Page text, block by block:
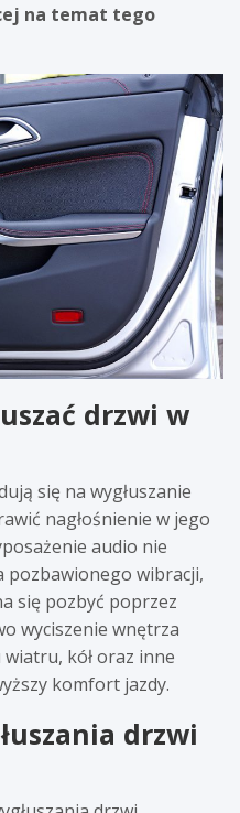
na temat tego
drzwi w
się na wygłuszanie
nagłośnienie w jego
audio nie
pozbawionego wibracji,
się pozbyć poprzez
wyciszenie wnętrza
kół oraz inne
komfort jazdy.
drzwi